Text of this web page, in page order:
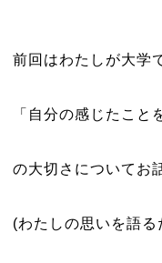
前回はわたしが大学
「自分の感じたこと
の大切さについてお
(わたしの思いを語